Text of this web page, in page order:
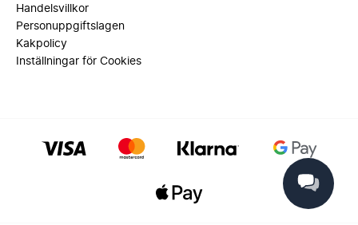
Handelsvillkor
Personuppgiftslagen
Kakpolicy
Inställningar för Cookies